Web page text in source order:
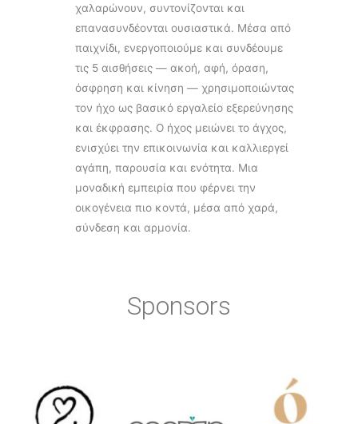
χαλαρώνουν, συντονίζονται και
επανασυνδέονται ουσιαστικά. Μέσα από
παιχνίδι, ενεργοποιούμε και συνδέουμε
τις 5 αισθήσεις — ακοή, αφή, όραση,
όσφρηση και κίνηση — χρησιμοποιώντας
τον ήχο ως βασικό εργαλείο εξερεύνησης
και έκφρασης. Ο ήχος μειώνει το άγχος,
ενισχύει την επικοινωνία και καλλιεργεί
αγάπη, παρουσία και ενότητα. Μια
μοναδική εμπειρία που φέρνει την
οικογένεια πιο κοντά, μέσα από χαρά,
σύνδεση και αρμονία.
Sponsors